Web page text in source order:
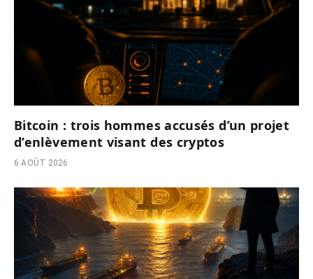
Bitcoin : trois hommes accusés d’un projet
d’enlèvement visant des cryptos
6 AOÛT 2026